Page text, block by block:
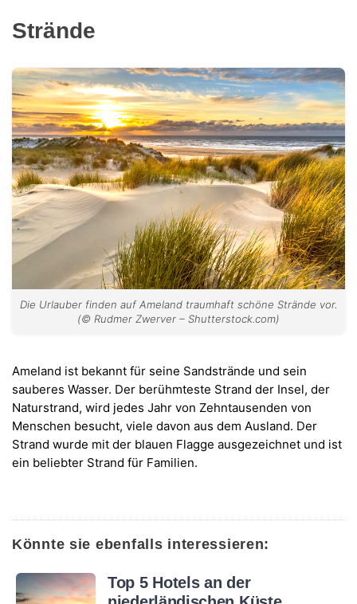
Strände
Die Urlauber finden auf Ameland traumhaft schöne Strände vor.
(© Rudmer Zwerver – Shutterstock.com)
Ameland ist bekannt für seine Sandstrände und sein
sauberes Wasser. Der berühmteste Strand der Insel, der
Naturstrand, wird jedes Jahr von Zehntausenden von
Menschen besucht, viele davon aus dem Ausland. Der
Strand wurde mit der blauen Flagge ausgezeichnet und ist
ein beliebter Strand für Familien.
Könnte sie ebenfalls interessieren:
Top 5 Hotels an der